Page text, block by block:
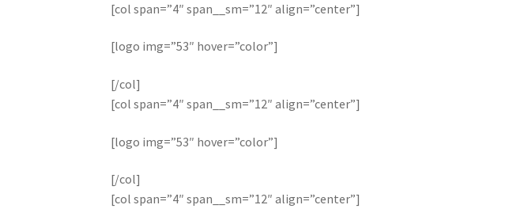
[col span=”4″ span__sm=”12″ align=”center”]
[logo img=”53″ hover=”color”]
[/col]
[col span=”4″ span__sm=”12″ align=”center”]
[logo img=”53″ hover=”color”]
[/col]
[col span=”4″ span__sm=”12″ align=”center”]